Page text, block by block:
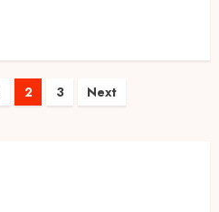
2 3 Next